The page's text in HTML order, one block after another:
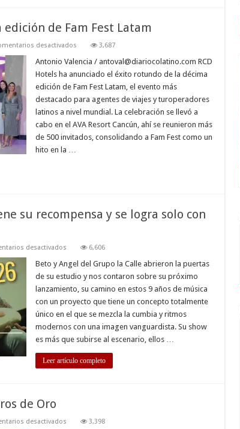
de Fam Fest Latam
desactivadosen
Hotels
la
décima
edición
de
Fest
Latam
3,687
Antonio Valencia / antoval@diariocolatino.com RCD
Hotels ha anunciado el éxito rotundo de la décima
edición de Fam Fest Latam, el evento más
destacado para agentes de viajes y turoperadores
latinos a nivel mundial. La celebración se llevó a
cabo en el AVA Resort Cancún, ahí se reunieron más
de 500 invitados, consolidando a Fam Fest como un
hito en la …
su recompensa y se logra solo con
desactivadosen
La
Calle:El
esfuerzo
tiene
su
recompensa
se
logra
con
6,606
Beto y Angel del Grupo la Calle abrieron la puertas
de su estudio y nos contaron sobre su próximo
lanzamiento, su camino en estos 9 años de música
con un proyecto que tiene un concepto totalmente
único en el que se mezcla la cumbia y ritmos
modernos con una imagen vanguardista. Su show
es más que subirse al escenario, ellos …
Leer artículo completo
de Oro
desactivadosen
3,398